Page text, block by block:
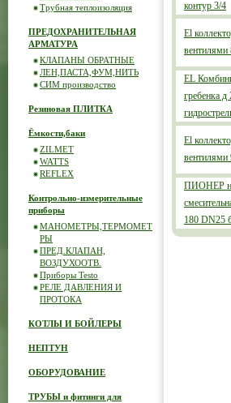
контур 3/4
El
вентилями
EL
гребенка д
El
вентилями
ПИОНЕР
180 DN25
Трубная теплоизоляция
ПРЕДОХРАНИТЕЛЬНАЯ
АРМАТУРА
КЛАПАНЫ ОБРАТНЫЕ
ЛЕН,ПАСТА,ФУМ,НИТЬ
СИМ производство
Резиновая ПЛИТКА
Ёмкости,баки
ZILMET
WATTS
REFLEX
Контрольно-измерительные
приборы
МАНОМЕТРЫ,ТЕРМОМЕТ
РЫ
ПРЕД.КЛАПАН,
ВОЗДУХООТВ.
Приборы Testo
РЕЛЕ ДАВЛЕНИЯ И
ПРОТОКА
КОТЛЫ И БОЙЛЕРЫ
НЕПТУН
ОБОРУДОВАНИЕ
ТРУБЫ и фитинги для